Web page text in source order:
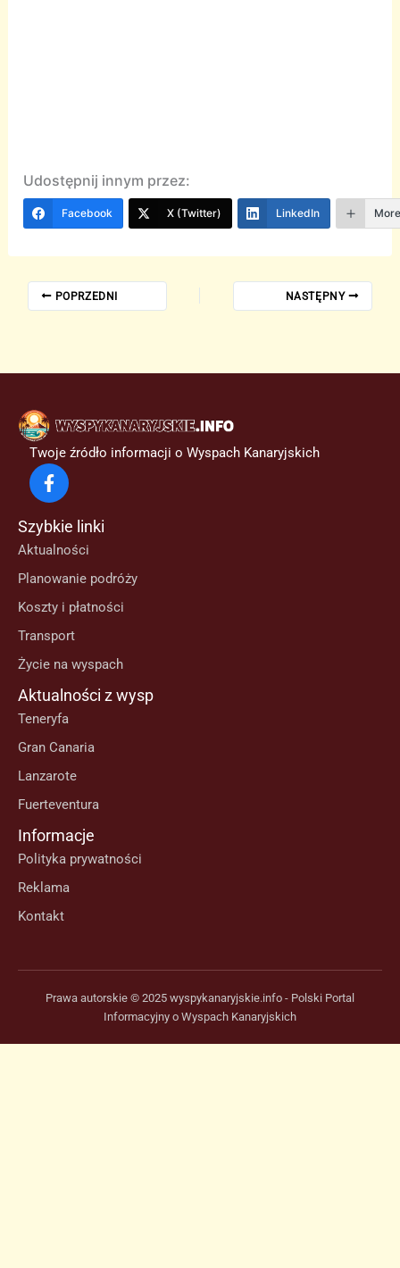
Udostępnij innym przez:
Facebook X (Twitter) LinkedIn
POPRZEDNI NASTĘPNY
Twoje źródło informacji o Wyspach Kanaryjskich
Szybkie linki
Aktualności
Planowanie podróży
Koszty i płatności
Transport
Życie na wyspach
Aktualności z wysp
Teneryfa
Gran Canaria
Lanzarote
Fuerteventura
Informacje
Polityka prywatności
Reklama
Kontakt
Prawa autorskie © 2025 wyspykanaryjskie.info - Polski Portal
Informacyjny o Wyspach Kanaryjskich